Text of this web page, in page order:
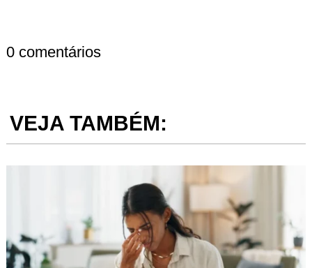
0 comentários
VEJA TAMBÉM: